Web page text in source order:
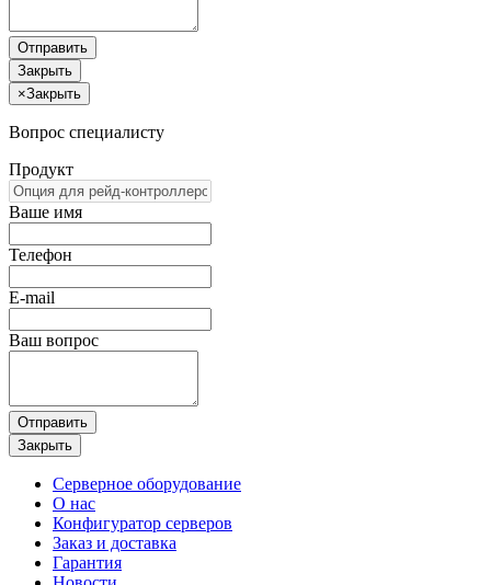
Отправить
Закрыть
×Закрыть
Вопрос специалисту
Продукт
Ваше имя
Телефон
E-mail
Ваш вопрос
Отправить
Закрыть
Серверное оборудование
О нас
Конфигуратор серверов
Заказ и доставка
Гарантия